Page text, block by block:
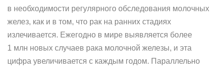
в необходимости регулярного обследования молочных
желез, как и в том, что рак на ранних стадиях
излечивается. Ежегодно в мире выявляется более
1 млн новых случаев рака молочной железы, и эта
цифра увеличивается с каждым годом. Параллельно